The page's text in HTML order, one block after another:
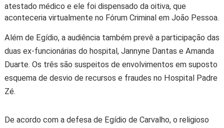
atestado médico e ele foi dispensado da oitiva, que
aconteceria virtualmente no Fórum Criminal em João Pessoa.
Além de Egídio, a audiência também prevê a participação das
duas ex-funcionárias do hospital, Jannyne Dantas e Amanda
Duarte. Os três são suspeitos de envolvimentos em suposto
esquema de desvio de recursos e fraudes no Hospital Padre
Zé.
De acordo com a defesa de Egídio de Carvalho, o religioso